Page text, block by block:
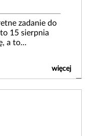
zadanie do
15 sierpnia
a to...
więcej